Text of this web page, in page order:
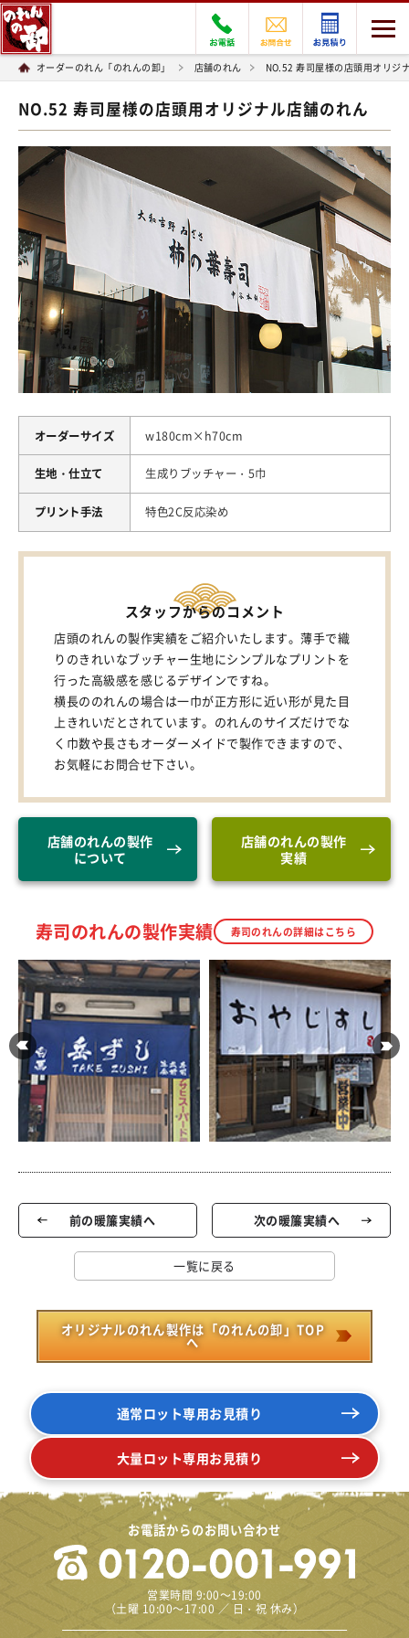
オーダーのれん「のれんの卸」 店舗のれん NO.52 寿司屋様の店頭用オリジ
NO.52 寿司屋様の店頭用オリジナル店舗のれん
オーダーサイズ w180cm×h70cm
生地・仕立て 生成りブッチャー・5巾
プリント手法 特色2C反応染め
スタッフからのコメント
店頭のれんの製作実績をご紹介いたします。薄手で織
りのきれいなブッチャー生地にシンプルなプリントを
行った高級感を感じるデザインですね。
横長ののれんの場合は一巾が正方形に近い形が見た目
上きれいだとされています。のれんのサイズだけでな
く巾数や長さもオーダーメイドで製作できますので、
お気軽にお問合せ下さい。
店舗のれんの製作
について
店舗のれんの製作
実績
寿司のれんの製作実績 寿司のれんの詳細はこちら
前の暖簾実績へ 次の暖簾実績へ
一覧に戻る
オリジナルのれん製作は「のれんの卸」TOP
へ
通常ロット専用お見積り
大量ロット専用お見積り
お電話からのお問い合わせ
営業時間 9:00～19:00
（土曜 10:00～17:00 ／ 日・祝 休み）